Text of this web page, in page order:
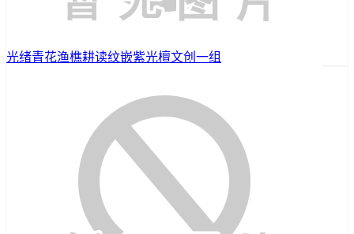
光绪青花渔樵耕读纹嵌紫光檀文创一组